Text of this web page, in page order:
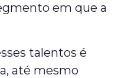
em que a
talentos é
até mesmo